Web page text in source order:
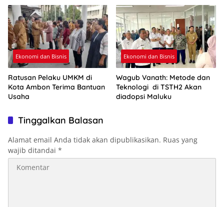
Ekonomi dan Bisnis
Ratusan Pelaku UMKM di
Kota Ambon Terima Bantuan
Usaha
Ekonomi dan Bisnis
Wagub Vanath: Metode dan
Teknologi di TSTH2 Akan
diadopsi Maluku
Tinggalkan Balasan
Alamat email Anda tidak akan dipublikasikan. Ruas yang
wajib ditandai *